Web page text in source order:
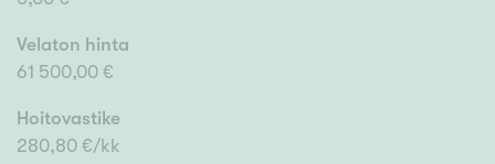
Velaton hinta
61 500,00 €
Hoitovastike
280,80 €/kk